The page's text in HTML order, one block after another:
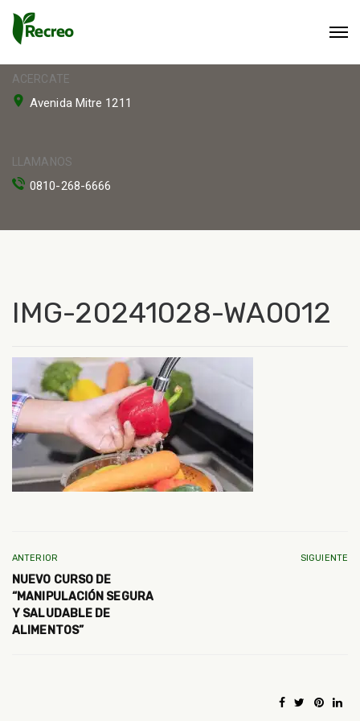
ACERCATE
Avenida Mitre 1211
LLAMANOS
0810-268-6666
IMG-20241028-WA0012
ANTERIOR
NUEVO CURSO DE
“MANIPULACIÓN SEGURA
Y SALUDABLE DE
ALIMENTOS”
SIGUIENTE